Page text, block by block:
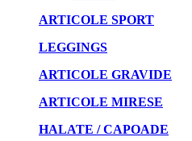
ARTICOLE SPORT
LEGGINGS
ARTICOLE GRAVIDE
ARTICOLE MIRESE
HALATE / CAPOADE